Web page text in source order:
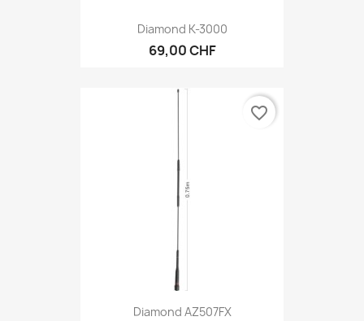
Diamond K-3000
69,00 CHF
Diamond AZ507FX
favorite_border